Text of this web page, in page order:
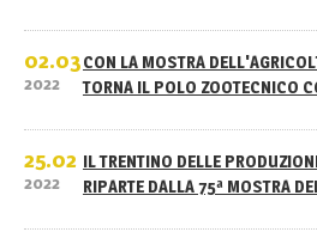
02.03
2022
CON LA MOSTRA
TORNA IL POLO ZOOTECNICO
25.02
2022
IL TRENTINO DELLE
RIPARTE DALLA 75ª MOSTRA